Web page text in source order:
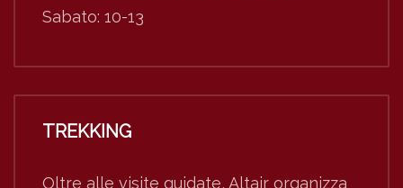
Sabato: 10-13
TREKKING
Oltre alle visite guidate, Altair organizza